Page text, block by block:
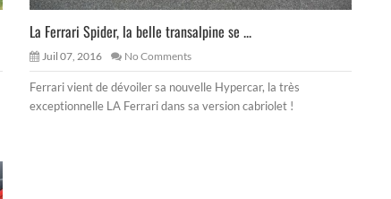
La Ferrari Spider, la belle transalpine se ...
Juil 07, 2016 No Comments
Ferrari vient de dévoiler sa nouvelle Hypercar, la très
exceptionnelle LA Ferrari dans sa version cabriolet !